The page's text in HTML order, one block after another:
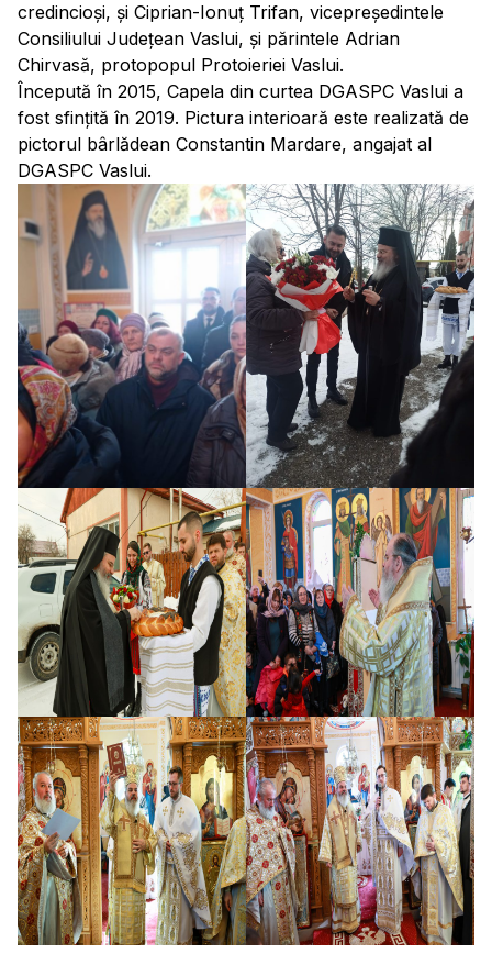
credincioși, și Ciprian-Ionuț Trifan, vicepreședintele
Consiliului Județean Vaslui, și părintele Adrian
Chirvasă, protopopul Protoieriei Vaslui.
Începută în 2015, Capela din curtea DGASPC Vaslui a
fost sfințită în 2019. Pictura interioară este realizată de
pictorul bârlădean Constantin Mardare, angajat al
DGASPC Vaslui.